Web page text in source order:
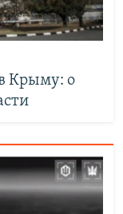
Крыму: о